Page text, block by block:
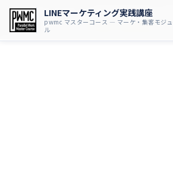
LINEマーケティング実践講座
pwmc マスターコース — マーケ・集客モジュ
ル
📢LINEマーケティング実践講座 第2期の募
期の情報はpwmc公式サイトでご